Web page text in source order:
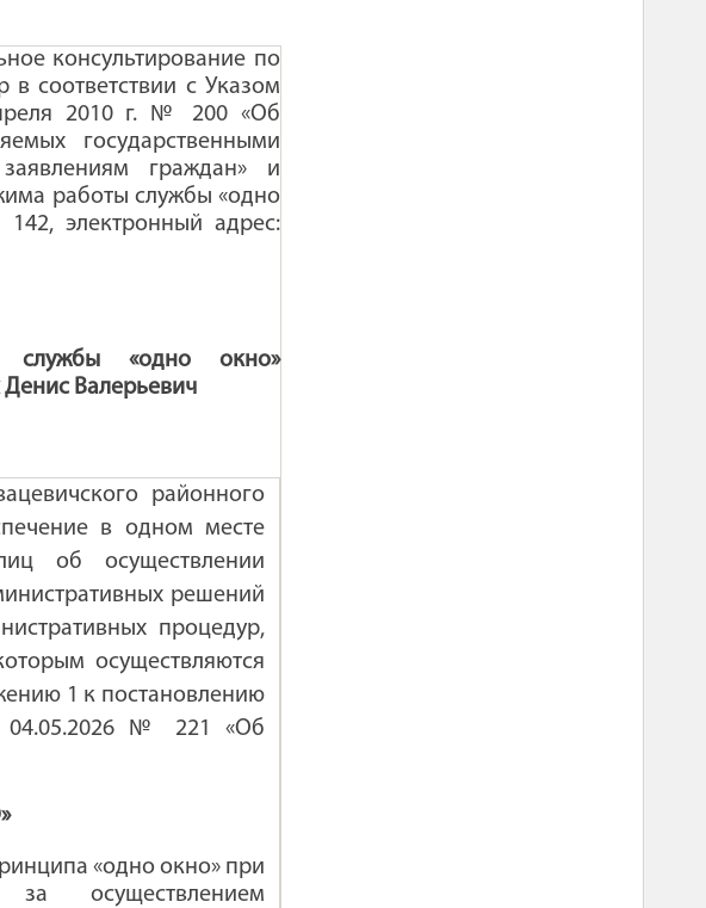
консультирование по
соответствии с Указом
2010 г. № 200 «Об
государственными
граждан» и
работы службы «одно
электронный адрес:
службы «одно окно»
Валерьевич
районного
в одном месте
об осуществлении
решений
процедур,
осуществляются
1 к постановлению
04.05.2026 № 221 «Об
«одно окно» при
осуществлением